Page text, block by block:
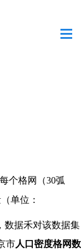
个格网（30弧
单位：
数据禾对该数据集
市人口密度格网数